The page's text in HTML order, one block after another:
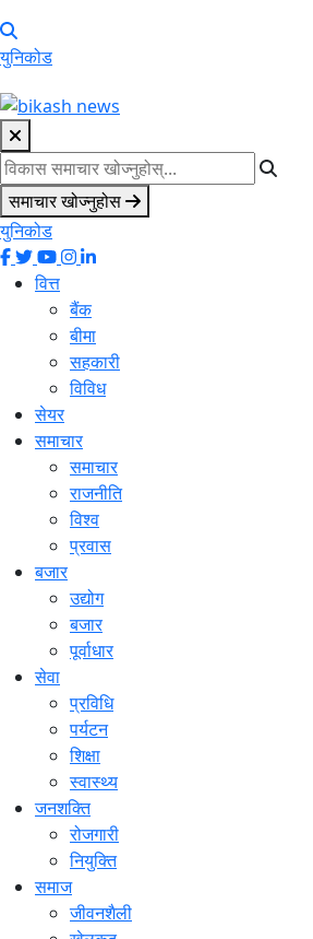
युनिकोड
समाचार खोज्नुहोस
युनिकोड
वित्त
बैंक
बीमा
सहकारी
विविध
सेयर
समाचार
समाचार
राजनीति
विश्व
प्रवास
बजार
उद्योग
बजार
पूर्वाधार
सेवा
प्रविधि
पर्यटन
शिक्षा
स्वास्थ्य
जनशक्ति
रोजगारी
नियुक्ति
समाज
जीवनशैली